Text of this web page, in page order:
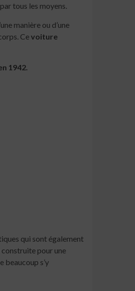
tous les moyens.
manière ou d’une
Cevoiture
1942.
qui sont également
pour une
beaucoup s’y